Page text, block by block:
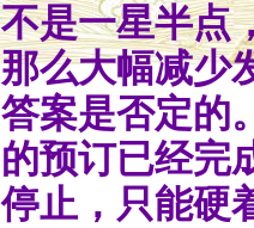
不是一星半点
那么大幅减少
答案是否定的
的预订已经完
停止，只能硬